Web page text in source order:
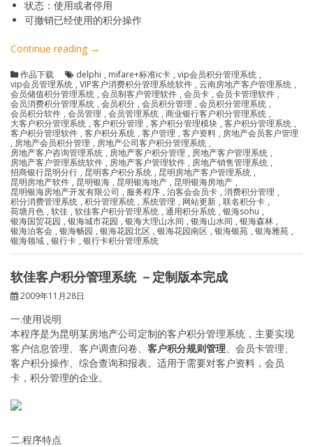
状态：使用或者停用
可撤销已经使用的积分操作
Continue reading “软
客
户
积
分
管
理
系
统-
网
站
更
新
→
作品下载 delphi , mifare+标准ic卡 , vip会员积分管理系统 ,
vip会员管理系统 , VIP客户消费积分管理系统软件 , 云南房地产客户管理系统 ,
会员储值积分管理系统 , 会员制客户管理软件 , 会员卡 , 会员卡管理软件 ,
会员消费积分管理系统 , 会员积分 , 会员积分管理 , 会员积分管理系统 ,
会员积分软件 , 会员管理 , 会员管理系统 , 商业银行客户积分管理系统 ,
大客户积分管理系统 , 客户积分管理 , 客户积分管理模块 , 客户积分管理系统 ,
客户积分管理软件 , 客户积分系统 , 客户管理 , 客户资料 , 房地产会员客户管理
, 房地产会员积分管理 , 房地产公司客户积分管理系统 ,
房地产客户咨询管理系统 , 房地产客户积分管理 , 房地产客户管理系统 ,
房地产客户管理系统软件 , 房地产客户管理软件 , 房地产销售管理系统 ,
招商银行昆明分行 , 昆明客户积分系统 , 昆明房地产客户管理系统 ,
昆明房地产软件 , 昆明银海 , 昆明银海地产 , 昆明银海房地产 ,
昆明银海房地产开发有限公司 , 服务程序 , 泊客会会员卡 , 消费积分管理 ,
积分消费管理系统 , 积分管理系统 , 系统管理 , 网站更新 , 联名积分卡 ,
荷塘月色 , 软佳 , 软佳客户积分管理系统 , 通用积分系统 , 银海sohu ,
银海国贸花园 , 银海城市花园 , 银海大理山水间 , 银海山水间 , 银海森林 ,
银海泊客会 , 银海畅园 , 银海花园北区 , 银海花园南区 , 银海银苑 , 银海雅苑 ,
银海领域 , 银行卡 , 银行卡积分管理系统
软佳客户积分管理系统 －定制版本完成
2009年11月28日
一.使用说明
本程序是为昆明某房地产公司定制的客户积分管理系统，主要实现
客户信息管理、客户调查问卷、 客户积分规则管理、会员卡管理、
客户积分操作、综合查询和报表。适用于需要对客户资料，会员
卡，积分管理的企业。
二.程序特点